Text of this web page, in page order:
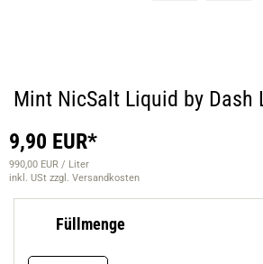
Mint NicSalt Liquid by Dash
9,90 EUR*
990,00 EUR / Liter
inkl. USt zzgl. Versandkosten
Füllmenge